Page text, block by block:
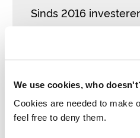
We use cookies, who
Cookies are needed to make
feel free to deny them.
Sinds 2016
zaak voor iedereen’
Het doel is om ruim
bereiken in